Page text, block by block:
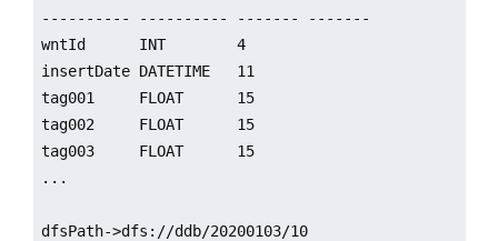
---------- ---------- ------- -------
wntId      INT        4
insertDate DATETIME   11
tag001     FLOAT      15
tag002     FLOAT      15
tag003     FLOAT      15
...
dfsPath->dfs://ddb/20200103/10